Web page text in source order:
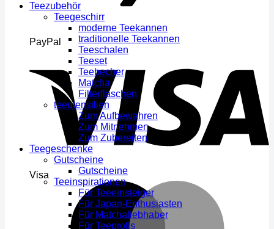
PayPal
Visa
Teezubehör
Teegeschirr
moderne Teekannen
traditionelle Teekannen
Teeschalen
Teeset
Teebecher
Matcha
Filterflaschen
teeutensilien
Zum Aufbewahren
Zum Mitnehmen
Zum Zubereiten
Teegeschenke
Gutscheine
Gutscheine
Teeinspirationen
Für Teeeinsteiger
Für Japan-Enthusiasten
Für Matchaliebhaber
Für Teeprofis